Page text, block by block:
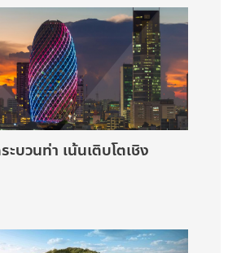
บวนท่า เน้นเติบโตเชิง